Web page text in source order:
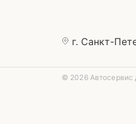
г. Санкт-
© 2026 Автосервис